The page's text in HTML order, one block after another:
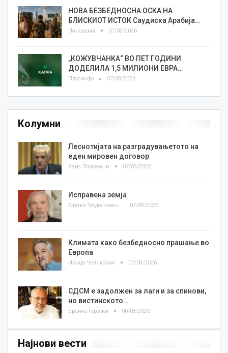
НОВА БЕЗБЕДНОСНА ОСКА НА
БЛИСКИОТ ИСТОК Саудиска Арабија…
Панорама 07/08/2026
„КОЖУВЧАНКА“ ВО ПЕТ ГОДИНИ
ДОДЕЛИЛА 1,5 МИЛИОНИ ЕВРА…
Плусинфо 07/08/2026
Колумни
Леснотијата на разградувањетото на
еден мировен договор
Азис Положани 07/08/2026
Исправена земја
Златко Теодосиевски 07/08/2026
Климата како безбедносно прашање во
Европа
Ивица Челиковиќ 07/08/2026
СДСМ е задолжен за лаги и за спинови,
но вистинското…
Бранко Героски 06/08/2026
Најнови вести